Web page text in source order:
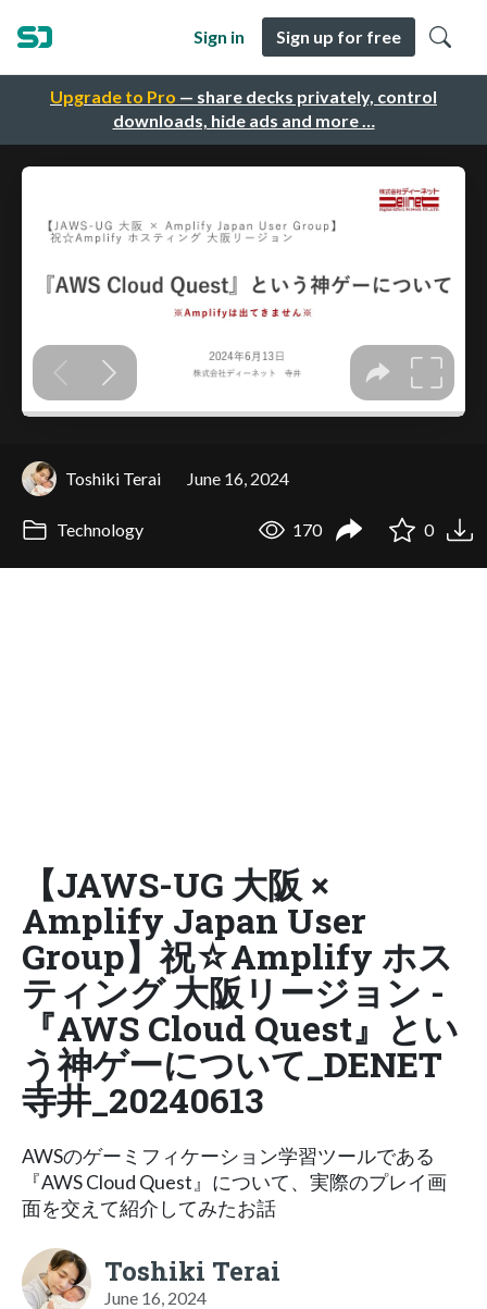
Upgrade to Pro — share decks privately, control
downloads, hide ads and more …
Sign in Sign up for free
Toshiki Terai June 16, 2024
Technology 170 0
【JAWS-UG 大阪 ×
Amplify Japan User
Group】祝☆Amplify ホス
ティング 大阪リージョン -
『AWS Cloud Quest』とい
う神ゲーについて_DENET
寺井_20240613
AWSのゲーミフィケーション学習ツールである
『AWS Cloud Quest』について、実際のプレイ画
面を交えて紹介してみたお話
Toshiki Terai
June 16, 2024